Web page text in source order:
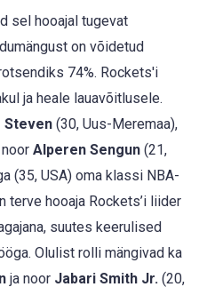
sel hooajal tugevat
on võidetud
74%. Rockets'i
ja heale lauavõitlusele.
Steven (30, Uus-Meremaa),
Alperen Sengun (21,
(35, USA) oma klassi NBA-
terve hooaja Rockets’i liider
suutes keerulised
Olulist rolli mängivad ka
ja noor Jabari Smith Jr. (20,